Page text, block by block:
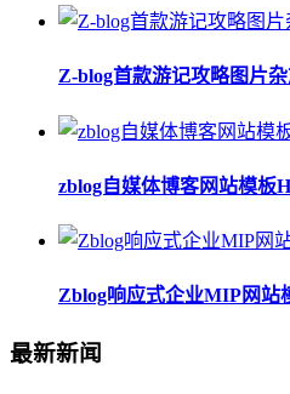
Z-blog首款游记攻略图片
zblog自媒体博客网站模板
Zblog响应式企业MIP网站
最新新闻